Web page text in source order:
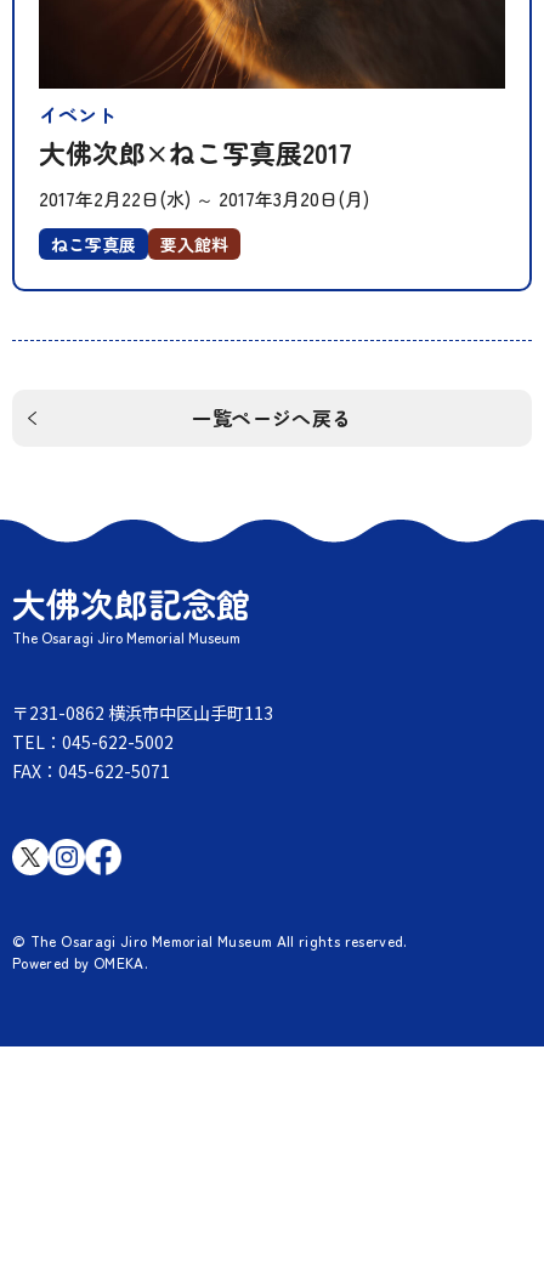
大佛次郎×ねこ写真展2017
イベント
2017年2月22日(水) ～ 2017年3月20日(月)
ねこ写真展 要入館料
一覧ページへ戻る
大佛次郎記念館
The Osaragi Jiro Memorial Museum
〒231-0862 横浜市中区山手町113
TEL：045-622-5002
FAX：045-622-5071
© The Osaragi Jiro Memorial Museum All rights reserved.
Powered by OMEKA.